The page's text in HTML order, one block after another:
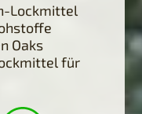
Lockmittel
Oaks
für